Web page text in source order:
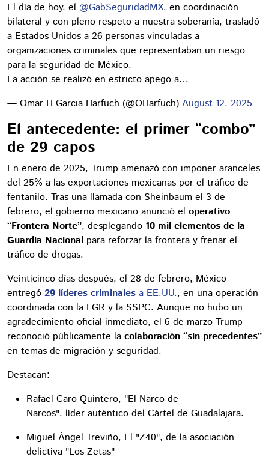
El día de hoy, el @GabSeguridadMX, en coordinación
bilateral y con pleno respeto a nuestra soberanía, trasladó
a Estados Unidos a 26 personas vinculadas a
organizaciones criminales que representaban un riesgo
para la seguridad de México.
La acción se realizó en estricto apego a…
— Omar H Garcia Harfuch (@OHarfuch) August 12, 2025
El antecedente: el primer “combo”
de 29 capos
En enero de 2025, Trump amenazó con imponer aranceles
del 25% a las exportaciones mexicanas por el tráfico de
fentanilo. Tras una llamada con Sheinbaum el 3 de
febrero, el gobierno mexicano anunció el operativo
“Frontera Norte”, desplegando 10 mil elementos de la
Guardia Nacional para reforzar la frontera y frenar el
tráfico de drogas.
Veinticinco días después, el 28 de febrero, México
entregó 29 líderes criminalesa EE.UU., en una operación
coordinada con la FGR y la SSPC. Aunque no hubo un
agradecimiento oficial inmediato, el 6 de marzo Trump
reconoció públicamente la colaboración “sin precedentes”
en temas de migración y seguridad.
Destacan:
Rafael Caro Quintero, "El Narco de
Narcos", líder auténtico del Cártel de Guadalajara.
Miguel Ángel Treviño, El "Z40", de la asociación
delictiva "Los Zetas"